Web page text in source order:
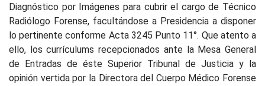
Diagnóstico por Imágenes para cubrir el cargo de Técnico
Radiólogo Forense, facultándose a Presidencia a disponer
lo pertinente conforme Acta 3245 Punto 11°. Que atento a
ello, los currículums recepcionados ante la Mesa General
de Entradas de éste Superior Tribunal de Justicia y la
opinión vertida por la Directora del Cuerpo Médico Forense